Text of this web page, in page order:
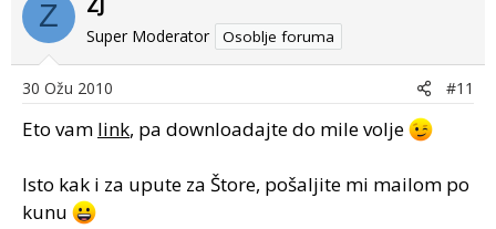
Z
Super Moderator Osoblje foruma
30 Ožu 2010 #11
Eto vam link, pa downloadajte do mile volje
Isto kak i za upute za Štore, pošaljite mi mailom po
kunu